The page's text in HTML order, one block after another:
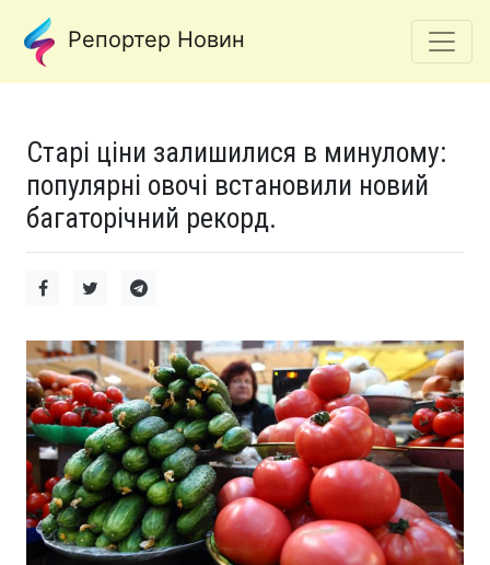
Репортер Новин
Старі ціни залишилися в минулому:
популярні овочі встановили новий
багаторічний рекорд.